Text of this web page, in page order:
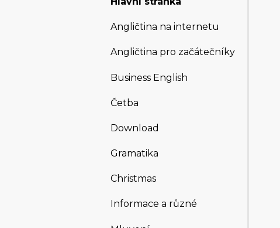
Angličtina na internetu
Angličtina pro začátečníky
Business English
Četba
Download
Gramatika
Christmas
Informace a různé